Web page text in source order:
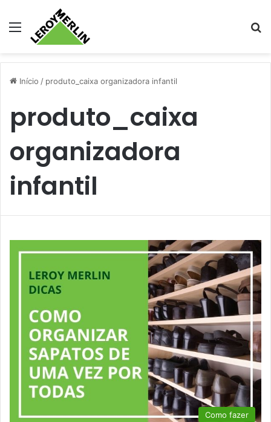
Menu
Início / produto_caixa organizadora infantil
produto_caixa
organizadora
infantil
Como fazer